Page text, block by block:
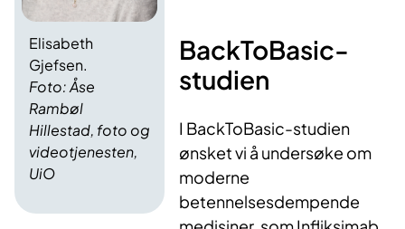
Foto: Åse
Rambøl
Hillestad, foto og
videotjenesten,
UiO
Elisabeth
Gjefsen.
BackToBasic-
studien
I BackToBasic-studien
ønsket vi å undersøke om
moderne
betennelsesdempende